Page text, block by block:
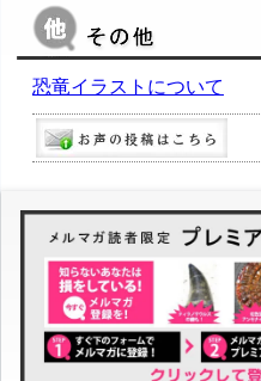
恐竜イラストについて